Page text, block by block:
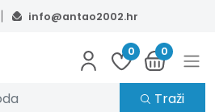
info@antao2002.hr
0 0
Traži